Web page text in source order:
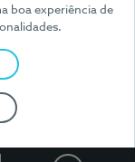
boa experiência de